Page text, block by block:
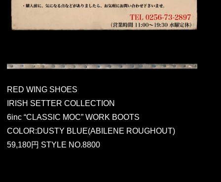
RED WING SHOES
IRISH SETTER COLLECTION
6inc “CLASSIC MOC” WORK BOOTS
COLOR:DUSTY BLUE(ABILENE ROUGHOUT)
59,180円 STYLE NO.8800